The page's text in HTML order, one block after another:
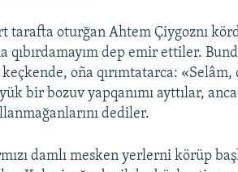
tarafta oturğan Ahtem Çiygoznı
qıbırdamayım dep emir ettiler.
oña qırımtatarca:
bir bozuv yapqanımı ayttılar,
dediler.
damlı mesken yerlerni körüp